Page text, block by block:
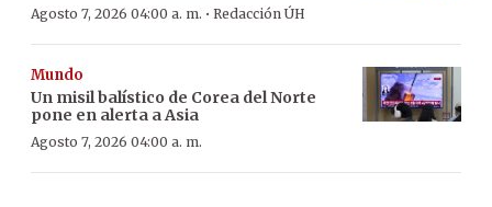
Agosto 7, 2026 04:00 a. m. · Redacción ÚH
Mundo
Un misil balístico de Corea del Norte
pone en alerta a Asia
Agosto 7, 2026 04:00 a. m.